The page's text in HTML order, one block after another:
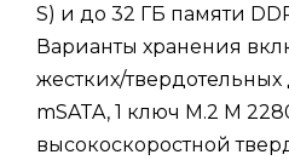
S) и до 32 ГБ памяти
Варианты хранения
жестких/твердотельных
mSATA, 1 ключ M.2 M
высокоскоростной